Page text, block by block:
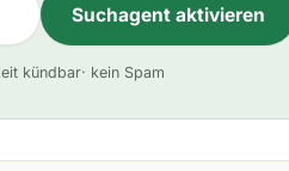
Suchagent aktivieren
t
e
kündbar· kein Spam